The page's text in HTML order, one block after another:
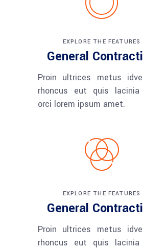
EXPLORE THE FEATURES
General
Proin ultrices metus
rhoncus eut quis lacinia
orci lorem ipsum amet.
EXPLORE THE FEATURES
General
Proin ultrices metus
rhoncus eut quis lacinia